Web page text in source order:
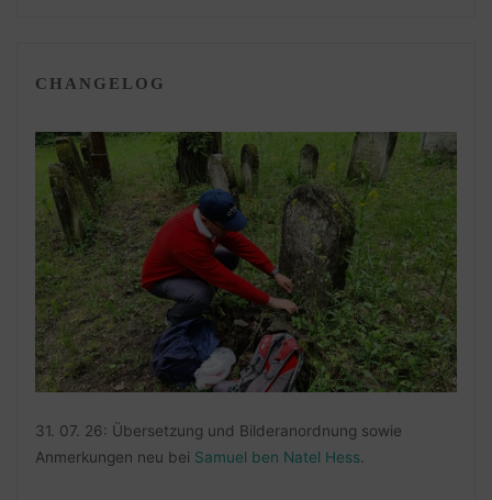
CHANGELOG
31. 07. 26: Übersetzung und Bilderanordnung sowie
Anmerkungen neu bei Samuel ben Natel Hess.